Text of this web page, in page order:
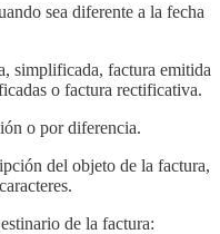
sea diferente a la fecha
simplificada, factura emitida
o factura rectificativa.
o por diferencia.
del objeto de la factura,
de la factura: